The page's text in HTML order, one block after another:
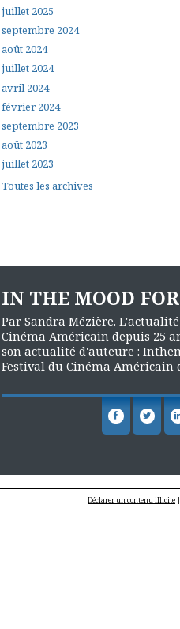
juillet 2025
septembre 2024
août 2024
juillet 2024
avril 2024
février 2024
septembre 2023
août 2023
juillet 2023
Toutes les archives
IN THE MOOD
Par Sandra Mézière.
Cinéma Américain depuis 25
son actualité d'auteure :
Festival du Cinéma Américain
Déclarer un contenu illicite |